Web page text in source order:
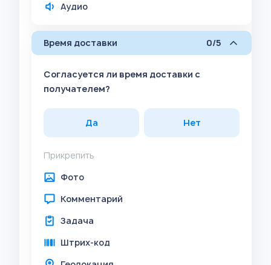
Аудио
Время доставки 0/5
Согласуется ли время доставки с
получателем?
Да Нет
Прикрепить
Фото
Комментарий
Задача
Штрих-код